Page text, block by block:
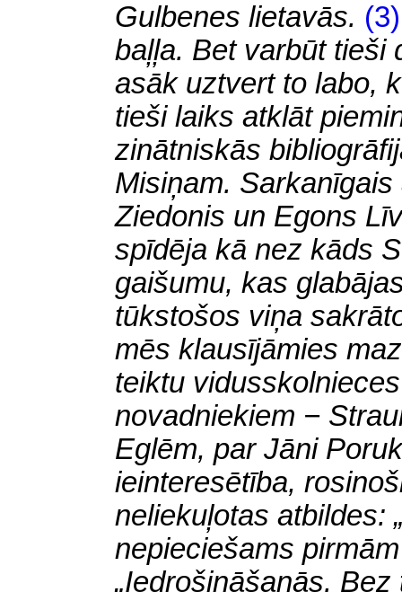
Gulbenes lietavās. (3)
baļļa. Bet varbūt tieši
asāk uztvert to labo,
tieši laiks atklāt
zinātniskās
Misiņam.
Ziedonis un Egons
spīdēja kā nez kāds
gaišumu, kas
tūkstošos viņa
mēs klausījāmies
teiktu
novadniekiem −
Eglēm, par Jāni
ieinteresētība,
neliekuļotas atbildes:
nepieciešams
„Iedrošināšanās.